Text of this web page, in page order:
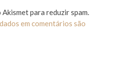
para reduzir spam.
em comentários são